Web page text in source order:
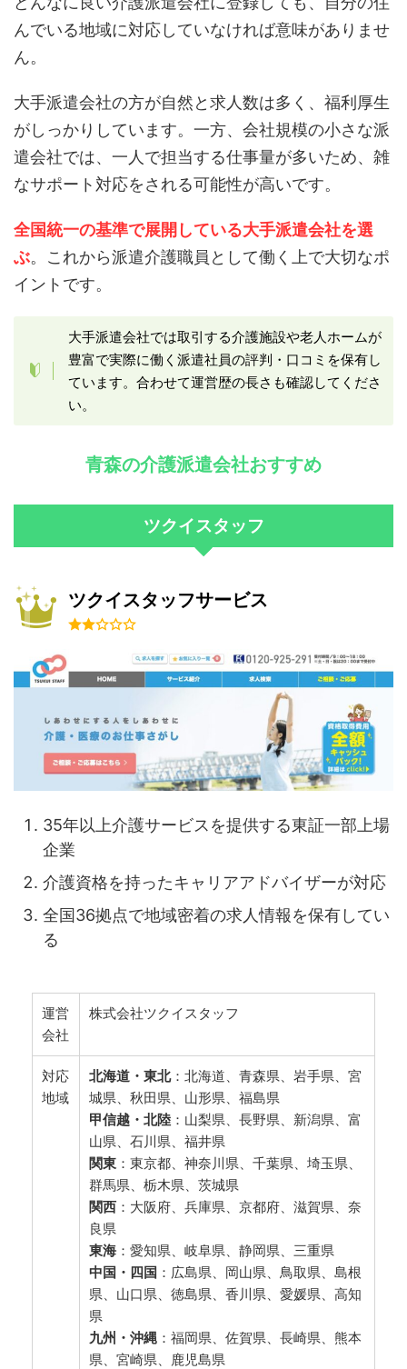
んでいる地域に対応していなければ意味がありませ
ん。
大手派遣会社の方が自然と求人数は多く、福利厚生
がしっかりしています。一方、会社規模の小さな派
遣会社では、一人で担当する仕事量が多いため、雑
なサポート対応をされる可能性が高いです。
全国統一の基準で展開している大手派遣会社を選
ぶ。これから派遣介護職員として働く上で大切なポ
イントです。
大手派遣会社では取引する介護施設や老人ホームが
豊富で実際に働く派遣社員の評判・口コミを保有し
ています。合わせて運営歴の長さも確認してくださ
い。
青森の介護派遣会社おすすめ
ツクイスタッフ
ツクイスタッフサービス
35年以上介護サービスを提供する東証一部上場
企業
介護資格を持ったキャリアアドバイザーが対応
全国36拠点で地域密着の求人情報を保有してい
る
運営
会社
株式会社ツクイスタッフ
対応
地域
北海道・東北：北海道、青森県、岩手県、宮
城県、秋田県、山形県、福島県
甲信越・北陸 ：山梨県、長野県、新潟県、富
山県、石川県、福井県
関東 ：東京都、神奈川県、千葉県、埼玉県、
群馬県、栃木県、茨城県
関西 ：大阪府、兵庫県、京都府、滋賀県、奈
良県
東海 ：愛知県、岐阜県、静岡県、三重県
中国・四国 ：広島県、岡山県、鳥取県、島根
県、山口県、徳島県、香川県、愛媛県、高知
県
九州・沖縄 ：福岡県、佐賀県、長崎県、熊本
県、宮崎県、鹿児島県